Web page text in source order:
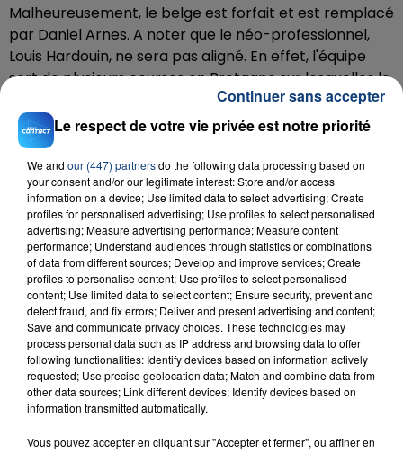
Malheureusement, le belge est forfait et est remplacé
par Daniel Arnes. A noter que le néo-professionnel,
Louis Hardouin, ne sera pas aligné. En effet, l'équipe
sort de plusieurs courses en Bretagne sur lesquelles le
jeune centro-ligérien courrait.
Pour le reste des équipes engagées, le quatrième du
Tour de France 2023 Carlos Rodriguez (Ineos
Grenadier), l'ancien champion de France sacré à
Cassel Valentin Madouas (Groupama-FDJ United),
Bryan Coquard (Cofidis) et le sprinteur belge figurent
parmi les favoris de la compétition et se disputeront
Coeur Maladroit
MARINE
RADIO CONTACT
Le respect de votre vie privée est notre priorité
We and our (447) partnersdo the following data processing based on
your consent and/or our legitimate interest: Store and/or access
information on a device; Use limited data to select advertising; Create
profiles for personalised advertising; Use profiles to select personalised
advertising; Measure advertising performance; Measure content
performance; Understand audiences through statistics or combinations
of data from different sources; Develop and improve services; Create
profiles to personalise content; Use profiles to select personalised
content; Use limited data to select content; Ensure security, prevent and
detect fraud, and fix errors; Deliver and present advertising and content;
Save and communicate privacy choices. These technologies may
process personal data such as IP address and browsing data to offer
following functionalities: Identify devices based on information actively
requested; Use precise geolocation data; Match and combine data from
other data sources; Link different devices; Identify devices based on
information transmitted automatically.
Vous pouvez accepter en cliquant sur "Accepter et fermer", ou affiner en
Continuer sans accepter